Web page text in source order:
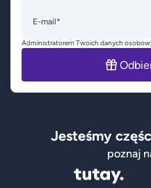
E-mail*
Administratorem Twoich danych
Jesteśmy
poznaj